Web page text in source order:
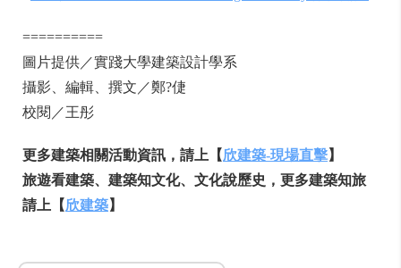
==========
圖片提供／實踐大學建築設計學系
攝影、編輯、撰文／鄭?倢
校閱／王彤
更多建築相關活動資訊，請上【欣建築-現場直擊】
旅遊看建築、建築知文化、文化說歷史，更多建築知旅
請上【欣建築】